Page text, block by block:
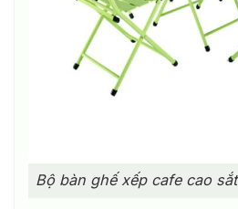
Bộ bàn ghế xếp cafe cao